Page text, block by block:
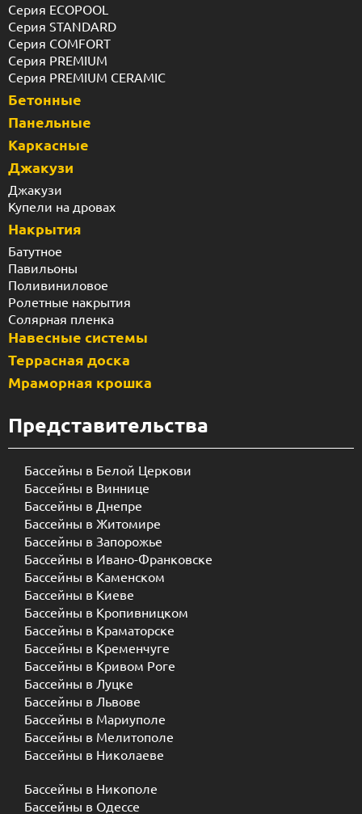
Серия ECOPOOL
Серия STANDARD
Серия COMFORT
Серия PREMIUM
Серия PREMIUM CERAMIC
Бетонные
Панельные
Каркасные
Джакузи
Джакузи
Купели на дровах
Накрытия
Батутное
Павильоны
Поливиниловое
Ролетные накрытия
Солярная пленка
Навесные системы
Террасная доска
Мраморная крошка
Представительства
Бассейны в Белой Церкови
Бассейны в Виннице
Бассейны в Днепре
Бассейны в Житомире
Бассейны в Запорожье
Бассейны в Ивано-Франковске
Бассейны в Каменском
Бассейны в Киеве
Бассейны в Кропивницком
Бассейны в Краматорске
Бассейны в Кременчуге
Бассейны в Кривом Роге
Бассейны в Луцке
Бассейны в Львове
Бассейны в Мариуполе
Бассейны в Мелитополе
Бассейны в Николаеве
Бассейны в Никополе
Бассейны в Одессе